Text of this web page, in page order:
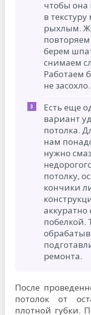
чтобы она
в
рыхлым.
берем
снимаем
Работаем
не засохло.
Есть еще
вариант
потолка.
нам
нужно
потолку,
кончики
аккуратно
побелкой.
ремонта.
После
потолок от
плотной губки.